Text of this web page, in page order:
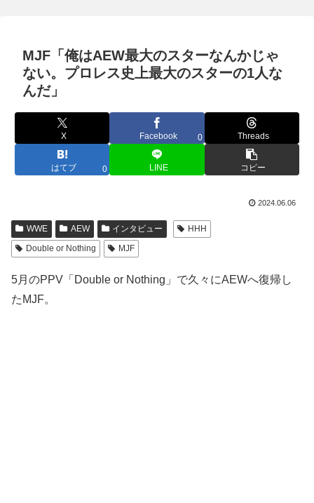
MJF「俺はAEW最大のスターなんかじゃ
ない。プロレス史上最大のスターの1人な
んだ」
X Facebook 0 Threads
はてブ 0 LINE コピー
2024.06.06
WWE AEW インタビュー
HHH
Double or Nothing
MJF
5月のPPV「Double or Nothing」で久々にAEWへ復帰し
たMJF。